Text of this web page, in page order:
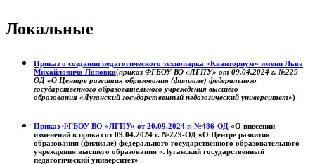
Локальные
Приказ о создании педагогического технопарка «Кванториум» имени Льва
Михайловича Лоповка(приказ ФГБОУ ВО «ЛГПУ» от 09.04.2024 г. №229-
ОД «О Центре развития образования (филиале) федерального
государственного образовательного учреждения высшего
образования «Луганский государственный педагогический университет»)
Приказ ФГБОУ ВО «ЛГПУ» от 20.09.2024 г. №486-ОД «О внесении
изменений в приказ от 09.04.2024 г. №229-ОД «О Центре развития
образования (филиале) федерального государственного образовательного
учреждения высшего образования «Луганский государственный
педагогический университет»